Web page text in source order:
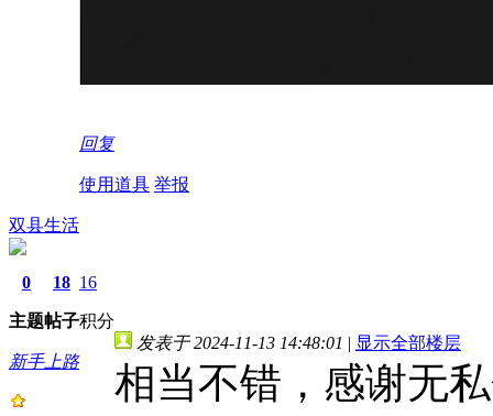
回复
使用道具 举报
双县生活
0
主题
18
帖子
16
积分
新手上路
发表于 2024-11-13 14:48:01 | 显示全部楼层
相当不错，感谢无